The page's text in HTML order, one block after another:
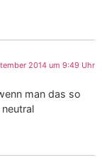
2014 um 9:49 Uhr
man das so